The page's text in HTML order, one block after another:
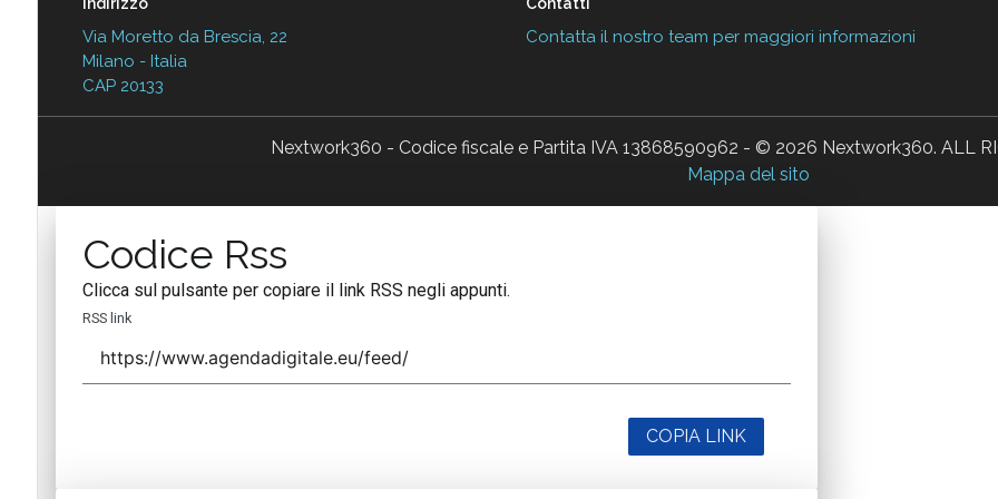
Indirizzo
Via Moretto da Brescia, 22
Milano - Italia
CAP 20133
Contatti
Contatta il nostro team per maggiori informazioni
Nextwork360 - Codice fiscale e Partita IVA 13868590962 - © 2026 Nextwork360. ALL
Mappa del sito
Codice Rss
Clicca sul pulsante per copiare il link RSS negli appunti.
RSS link
COPIA LINK